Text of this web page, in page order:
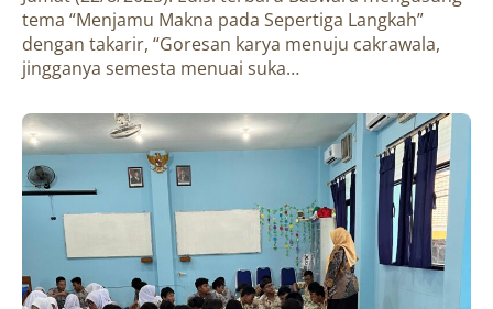
tema “Menjamu Makna pada Sepertiga Langkah”
dengan takarir, “Goresan karya menuju cakrawala,
jingganya semesta menuai suka…